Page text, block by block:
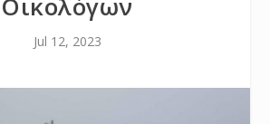
Jul 12, 2023